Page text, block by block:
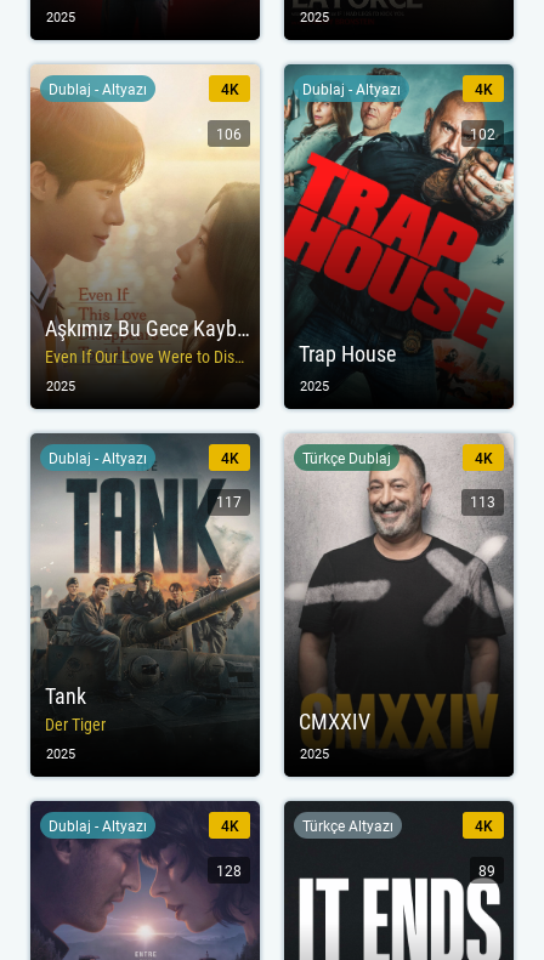
2025 2025
Aşkımız Bu Gece Kaybolsa Bile
Even If Our Love Were to Disappear Tonight
Dublaj - Altyazı 4K
106
2025
Trap House
Dublaj - Altyazı 4K
102
2025
Tank
Der Tiger
Dublaj - Altyazı 4K
117
2025
CMXXIV
Türkçe Dublaj 4K
113
2025
Dublaj - Altyazı 4K
128
Türkçe Altyazı 4K
89